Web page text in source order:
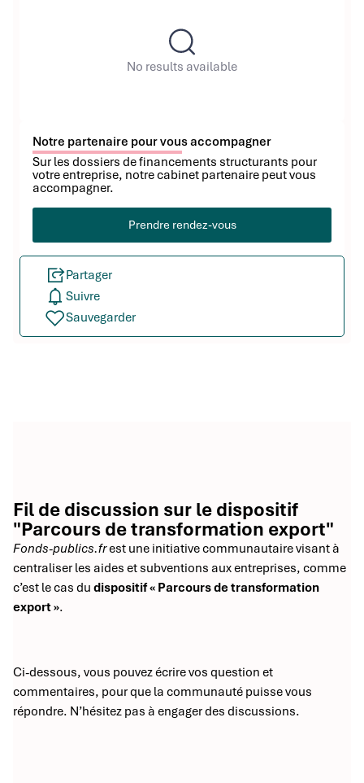
No results available
Notre partenaire pour vous accompagner
Sur les dossiers de financements structurants pour
votre entreprise, notre cabinet partenaire peut vous
accompagner.
Prendre rendez-vous
Partager
Suivre
Sauvegarder
Fil de discussion sur le dispositif
"Parcours de transformation export"
Fonds-publics.frest une initiative communautaire visant à
centraliser les aides et subventions aux entreprises, comme
c’est le cas du dispositif « Parcours de transformation
export ».
Ci-dessous, vous pouvez écrire vos question et
commentaires, pour que la communauté puisse vous
répondre. N’hésitez pas à engager des discussions.